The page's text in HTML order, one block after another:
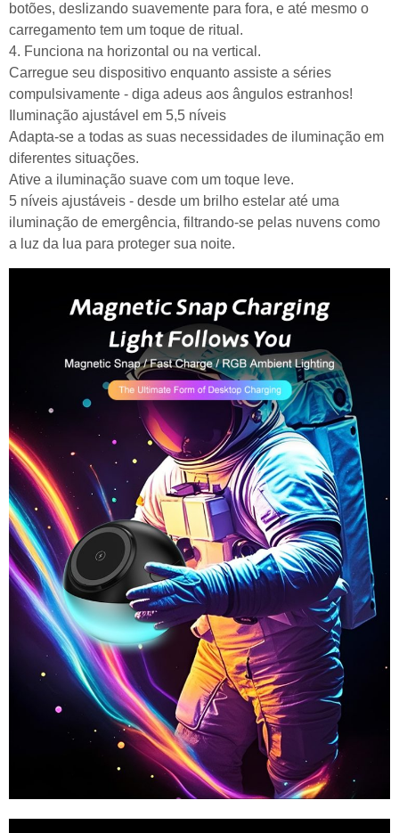
botões, deslizando suavemente para fora, e até mesmo o
carregamento tem um toque de ritual.
4. Funciona na horizontal ou na vertical.
Carregue seu dispositivo enquanto assiste a séries
compulsivamente - diga adeus aos ângulos estranhos!
Iluminação ajustável em 5,5 níveis
Adapta-se a todas as suas necessidades de iluminação em
diferentes situações.
Ative a iluminação suave com um toque leve.
5 níveis ajustáveis - desde um brilho estelar até uma
iluminação de emergência, filtrando-se pelas nuvens como
a luz da lua para proteger sua noite.